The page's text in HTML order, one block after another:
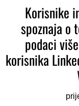
Korisnike
spoznaja o
podaci
korisnika